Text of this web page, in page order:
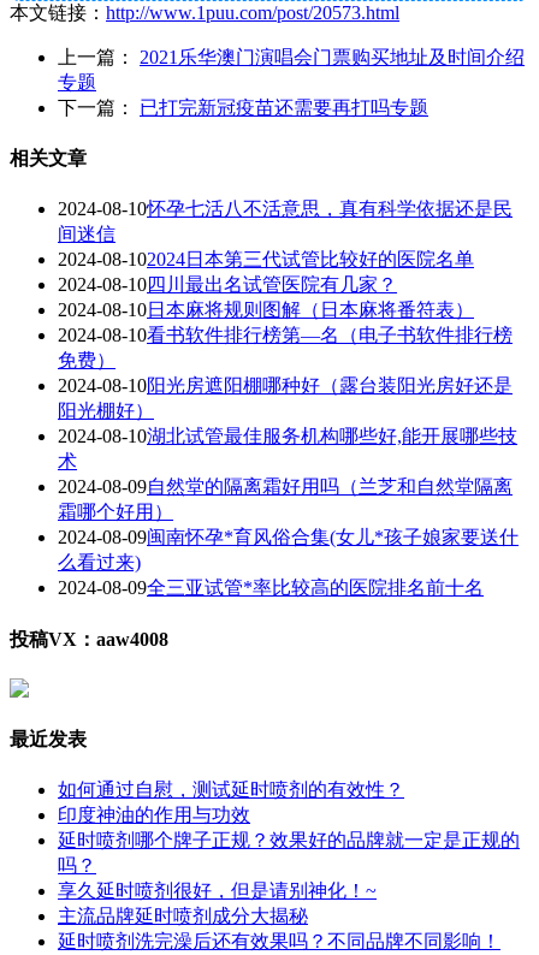
本文链接： http://www.1puu.com/post/20573.html
上一篇： 2021乐华澳门演唱会门票购买地址及时间介绍
专题
下一篇： 已打完新冠疫苗还需要再打吗专题
相关文章
2024-08-10怀孕七活八不活意思，真有科学依据还是民
间迷信
2024-08-102024日本第三代试管比较好的医院名单
2024-08-10四川最出名试管医院有几家？
2024-08-10日本麻将规则图解（日本麻将番符表）
2024-08-10看书软件排行榜第—名（电子书软件排行榜
免费）
2024-08-10阳光房遮阳棚哪种好（露台装阳光房好还是
阳光棚好）
2024-08-10湖北试管最佳服务机构哪些好,能开展哪些技
术
2024-08-09自然堂的隔离霜好用吗（兰芝和自然堂隔离
霜哪个好用）
2024-08-09闽南怀孕*育风俗合集(女儿*孩子娘家要送什
么看过来)
2024-08-09全三亚试管*率比较高的医院排名前十名
投稿VX：aaw4008
最近发表
如何通过自慰，测试延时喷剂的有效性？
印度神油的作用与功效
延时喷剂哪个牌子正规？效果好的品牌就一定是正规的
吗？
享久延时喷剂很好，但是请别神化！~
主流品牌延时喷剂成分大揭秘
延时喷剂洗完澡后还有效果吗？不同品牌不同影响！